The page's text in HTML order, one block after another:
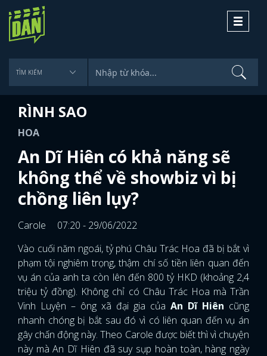
Toggle
RÌNH SAO
HOA
An Dĩ Hiên có khả năng sẽ
không thể về showbiz vì bị
chồng liên lụy?
Carole
07:20 - 29/06/2022
Vào cuối năm ngoái, tỷ phú Châu Trác Hoa đã bị bắt vì
phạm tội nghiêm trọng, thậm chí số tiền liên quan đến
vụ án của anh ta còn lên đến 800 tỷ HKD (khoảng 2,4
triệu tỷ đồng). Không chỉ có Châu Trác Hoa mà Trần
Vinh Luyện – ông xã đại gia của An Dĩ Hiên cũng
nhanh chóng bị bắt sau đó vì có liên quan đến vụ án
gây chấn động này. Theo Carole được biết thì vì chuyện
này mà An Dĩ Hiên đã suy sụp hoàn toàn, hàng ngày